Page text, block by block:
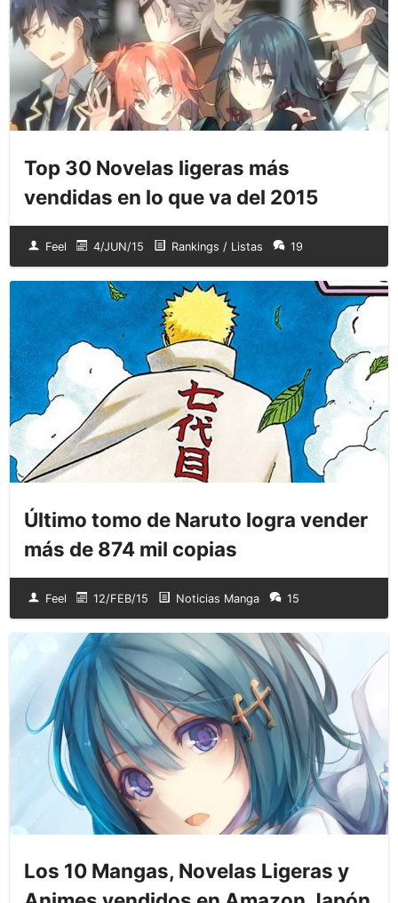
Top 30 Novelas ligeras más
vendidas en lo que va del 2015
Feel 4/JUN/15 Rankings / Listas 19
Último tomo de Naruto logra vender
más de 874 mil copias
Feel 12/FEB/15 Noticias Manga 15
Los 10 Mangas, Novelas Ligeras y